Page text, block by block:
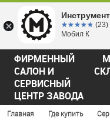
ФИРМЕННЫЙ
САЛОН И
СЕРВИСНЫЙ
ЦЕНТР ЗАВОДА
Главная Где купить
☆☆☆☆☆
★★★★★ (23)
Мобил К